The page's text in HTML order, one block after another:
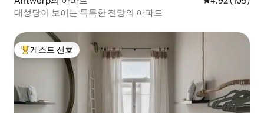
대성당이 보이는 독특한 전망의 아파트
상위 게스트 선호
게스트 선호